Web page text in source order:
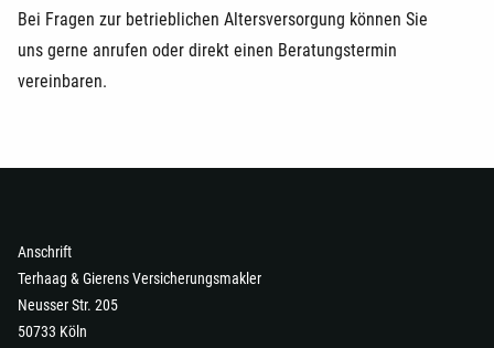
Bei Fragen zur betrieblichen Altersversorgung können Sie
uns gerne anrufen oder direkt einen Beratungstermin
vereinbaren.
Anschrift
Terhaag & Gierens Versicherungsmakler
Neusser Str. 205
50733 Köln